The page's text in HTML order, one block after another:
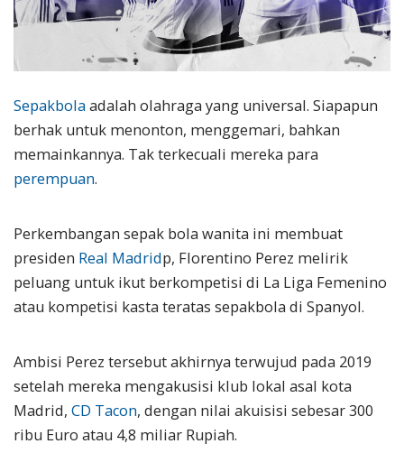
Sepakbolaadalah olahraga yang universal. Siapapun
berhak untuk menonton, menggemari, bahkan
memainkannya. Tak terkecuali mereka para
perempuan.
Perkembangan sepak bola wanita ini membuat
presiden Real Madridp, Florentino Perez melirik
peluang untuk ikut berkompetisi di La Liga Femenino
atau kompetisi kasta teratas sepakbola di Spanyol.
Ambisi Perez tersebut akhirnya terwujud pada 2019
setelah mereka mengakusisi klub lokal asal kota
Madrid, CD Tacon, dengan nilai akuisisi sebesar 300
ribu Euro atau 4,8 miliar Rupiah.